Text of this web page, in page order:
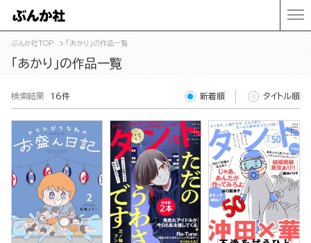
ぶんか社TOP 「あかり」の作品一覧
「あかり」の作品一覧
検索結果 16件 新着順 タイトル順